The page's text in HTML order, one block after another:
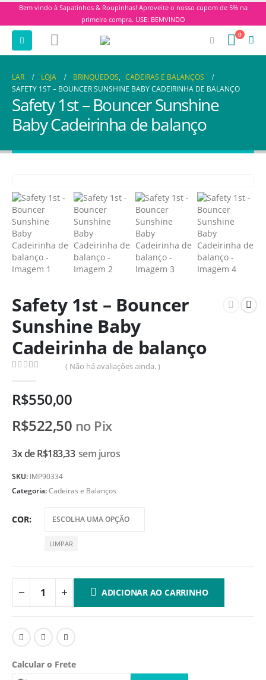
Bem vindo à Sapatinhos & Roupinhas! Aproveite o nosso cupom de 5% na
primeira compra. USE: BEMVINDO
0
LAR LOJA BRINQUEDOS, CADEIRAS E BALANÇOS
SAFETY 1ST – BOUNCER SUNSHINE BABY CADEIRINHA DE BALANÇO
Safety 1st – Bouncer Sunshine
Baby Cadeirinha de balanço
Safety 1st – Bouncer
Sunshine Baby
Cadeirinha de balanço
( Não há avaliações ainda. )
R$550,00
R$522,50 no Pix
3x deR$183,33 sem juros
SKU: IMP90334
Categoria:Cadeiras e Balanços
COR
LIMPAR
ADICIONAR AO CARRINHO
Calcular o Frete